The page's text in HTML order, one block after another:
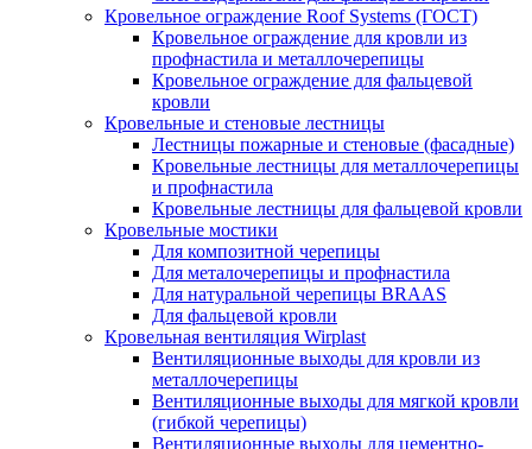
Кровельное ограждение Roof Systems (ГОСТ)
Кровельное ограждение для кровли из
профнастила и металлочерепицы
Кровельное ограждение для фальцевой
кровли
Кровельные и стеновые лестницы
Лестницы пожарные и стеновые (фасадные)
Кровельные лестницы для металлочерепицы
и профнастила
Кровельные лестницы для фальцевой кровли
Кровельные мостики
Для композитной черепицы
Для металочерепицы и профнастила
Для натуральной черепицы BRAAS
Для фальцевой кровли
Кровельная вентиляция Wirplast
Вентиляционные выходы для кровли из
металлочерепицы
Вентиляционные выходы для мягкой кровли
(гибкой черепицы)
Вентиляционные выходы для цементно-